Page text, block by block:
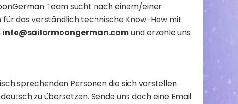
Team sucht nach einem/einer
für das verständlich technische Know-How mit
info@sailormoongerman.comund erzähle uns
sprechenden Personen die sich vorstellen
zu übersetzen. Sende uns doch eine Email